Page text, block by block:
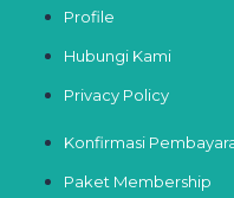
Profile
Hubungi Kami
Privacy Policy
Konfirmasi
Paket Membership